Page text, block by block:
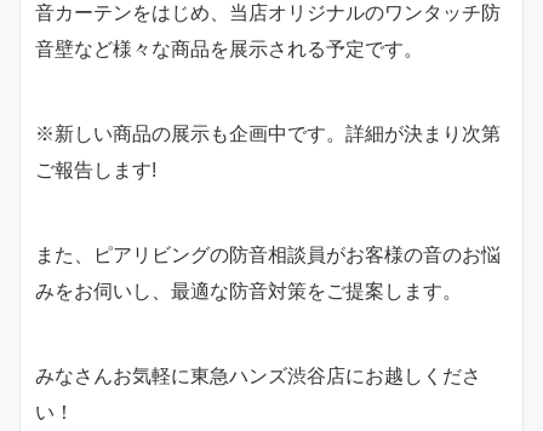
音カーテンをはじめ、当店オリジナルのワンタッチ防
音壁など様々な商品を展示される予定です。
※新しい商品の展示も企画中です。詳細が決まり次第
ご報告します!
また、ピアリビングの防音相談員がお客様の音のお悩
みをお伺いし、最適な防音対策をご提案します。
みなさんお気軽に東急ハンズ渋谷店にお越しくださ
い！